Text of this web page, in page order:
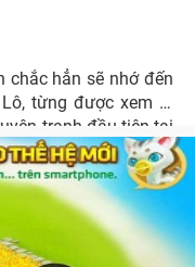
chắc hẳn sẽ nhớ đến
từng được xem là
tranh đầu tiên tại